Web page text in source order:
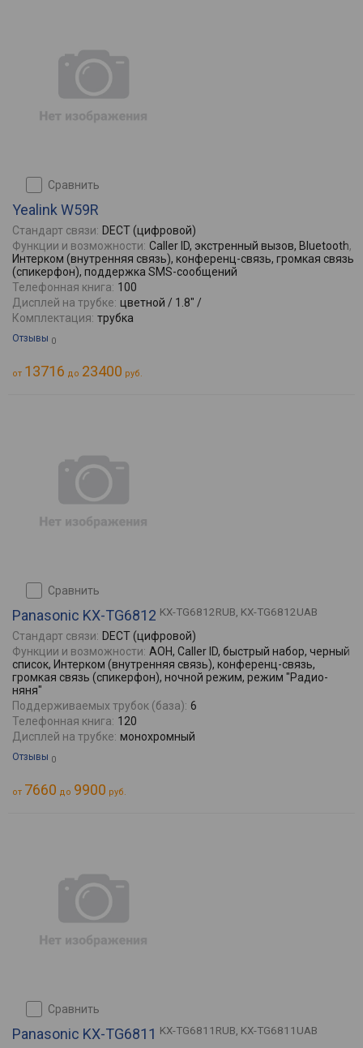
сравнить
Yealink W59R
Стандарт связи: DECT (цифровой)
Функции и возможности: Caller ID, экстренный вызов, Bluetooth,
Интерком (внутренняя связь), конференц-связь, громкая связь
(спикерфон), поддержка SMS-сообщений
Телефонная книга: 100
Дисплей на трубке: цветной / 1.8" /
Комплектация: трубка
Отзывы 0
от 13716 до 23400 руб.
сравнить
Panasonic KX-TG6812 KX-TG6812RUB, KX-TG6812UAB
Стандарт связи: DECT (цифровой)
Функции и возможности: АОН, Caller ID, быстрый набор, черный
список, Интерком (внутренняя связь), конференц-связь,
громкая связь (спикерфон), ночной режим, режим "Радио-
няня"
Поддерживаемых трубок (база): 6
Телефонная книга: 120
Дисплей на трубке: монохромный
Отзывы 0
от 7660 до 9900 руб.
сравнить
Panasonic KX-TG6811 KX-TG6811RUB, KX-TG6811UAB